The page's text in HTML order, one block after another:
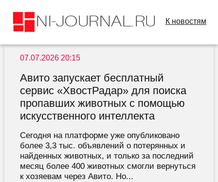
К новостям
07.07.2026 20:15
Авито запускает бесплатный
сервис «ХвостРадар» для поиска
пропавших животных с помощью
искусственного интеллекта
Сегодня на платформе уже опубликовано
более 3,3 тыс. объявлений о потерянных и
найденных животных, и только за последний
месяц более 400 животных смогли вернуться
к хозяевам через Авито. Но...